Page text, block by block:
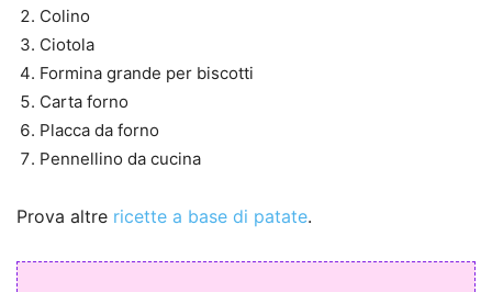
Colino
Ciotola
Formina grande per biscotti
Carta forno
Placca da forno
Pennellino da cucina
Prova altre ricette a base di patate.